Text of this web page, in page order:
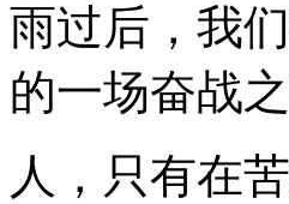
雨过后，我
的一场奋战之
人，只有在